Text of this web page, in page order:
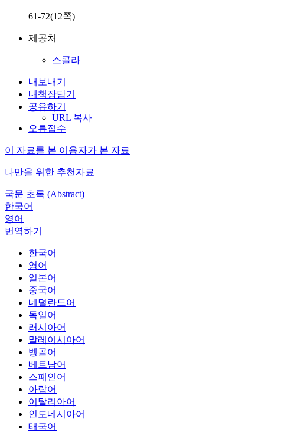
61-72(12쪽)
제공처
스콜라
내보내기
내책장담기
공유하기
URL 복사
오류접수
이 자료를 본 이용자가 본 자료
나만을 위한 추천자료
국문 초록 (Abstract)
한국어
영어
번역하기
한국어
영어
일본어
중국어
네덜란드어
독일어
러시아어
말레이시아어
벵골어
베트남어
스페인어
아랍어
이탈리아어
인도네시아어
태국어